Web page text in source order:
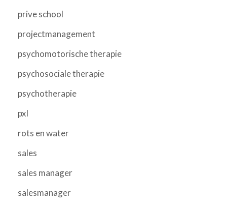
prive school
projectmanagement
psychomotorische therapie
psychosociale therapie
psychotherapie
pxl
rots en water
sales
sales manager
salesmanager